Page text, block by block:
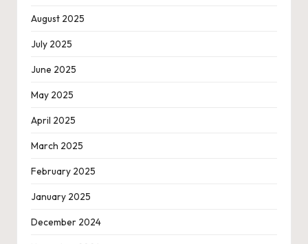
August 2025
July 2025
June 2025
May 2025
April 2025
March 2025
February 2025
January 2025
December 2024